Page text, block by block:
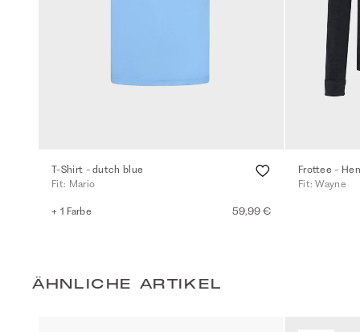
T-Shirt - dutch blue
Fit: Mario
+ 1 Farbe 59,99 €
Frottee -
Fit: Wayne
ÄHNLICHE ARTIKEL